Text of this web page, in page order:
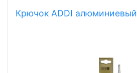
Крючок ADDI алюминиевый